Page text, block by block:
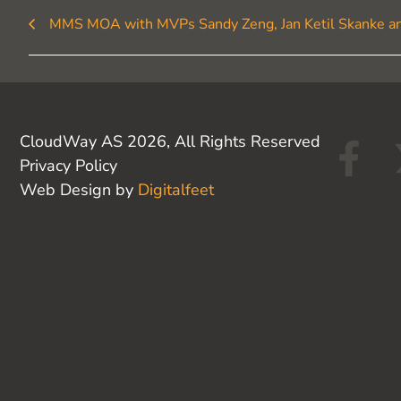
MMS MOA with MVPs Sandy Zeng, Jan Ketil Skanke
CloudWay AS 2026, All Rights Reserved
Privacy Policy
Web Design by Digitalfeet